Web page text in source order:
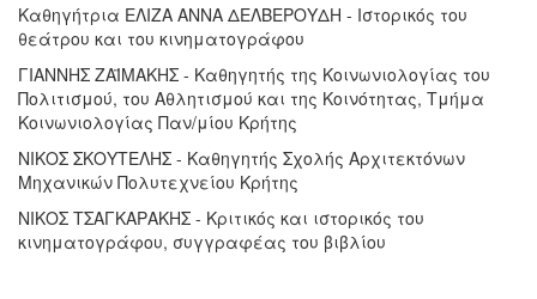
Καθηγήτρια ΕΛΙΖΑ ΑΝΝΑ ΔΕΛΒΕΡΟΥΔΗ - Ιστορικός του
θεάτρου και του κινηματογράφου
ΓΙΑΝΝΗΣ ΖΑΪΜΑΚΗΣ - Καθηγητής της Κοινωνιολογίας του
Πολιτισμού, του Αθλητισμού και της Κοινότητας, Τμήμα
Κοινωνιολογίας Παν/μίου Κρήτης
ΝΙΚΟΣ ΣΚΟΥΤΕΛΗΣ - Καθηγητής Σχολής Αρχιτεκτόνων
Μηχανικών Πολυτεχνείου Κρήτης
ΝΙΚΟΣ ΤΣΑΓΚΑΡΑΚΗΣ - Κριτικός και ιστορικός του
κινηματογράφου, συγγραφέας του βιβλίου